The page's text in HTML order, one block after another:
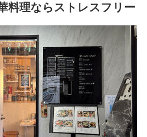
料理ならストレスフリー